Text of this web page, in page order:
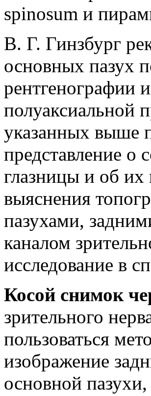
spinosum и
В. Г. Гинзбург
основных пазух
рентгенографии
полуаксиальной
указанных выше
представление о
глазницы и об
выяснения
пазухами,
каналом
исследование в
Косой снимок
зрительного
пользоваться
изображение
основной